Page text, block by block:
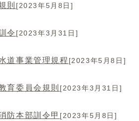
則 [2023年5月8日]
令 [2023年3月31日]
道事業管理規程 [2023年5月8日]
育委員会規則 [2023年3月31日]
防本部訓令甲 [2023年5月8日]